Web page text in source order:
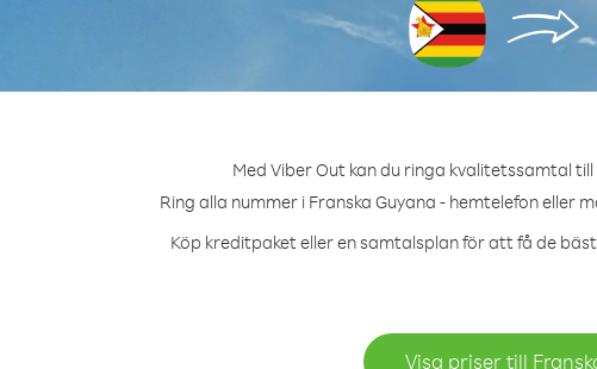
Med Viber Out kan du ringa kvalitetssamtal
Ring alla nummer i Franska Guyana - hemtelefon eller
Köp kreditpaket eller en samtalsplan för att få de
Visa priser till